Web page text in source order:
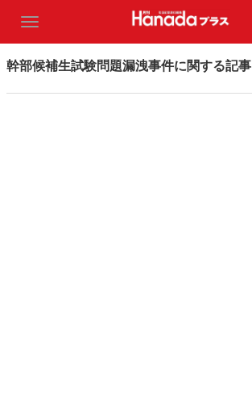
幹部候補生試験問題漏洩事件に関する記事